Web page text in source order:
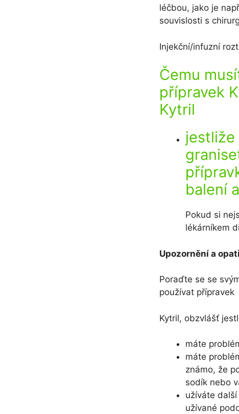
léčbou, jako je
souvislosti s
Injekční/infuzní
Čemu
přípravek
Kytril
balení
Pokud si
lékárníkem
Upozornění a
Poraďte se se
používat přípravek
Kytril, obzvlášť
máte
máte
známo, že
sodík nebo
užíváte
užívané